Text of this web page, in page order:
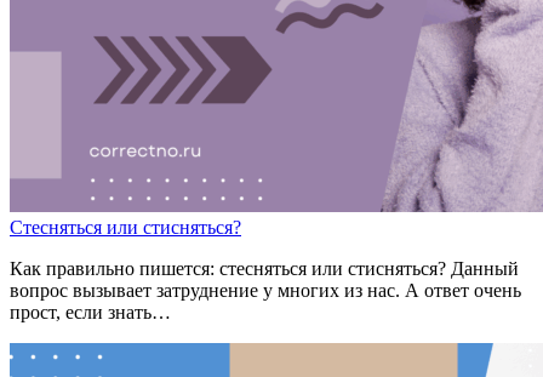
Стесняться или стисняться?
Как правильно пишется: стесняться или стисняться? Данный
вопрос вызывает затруднение у многих из нас. А ответ очень
прост, если знать…